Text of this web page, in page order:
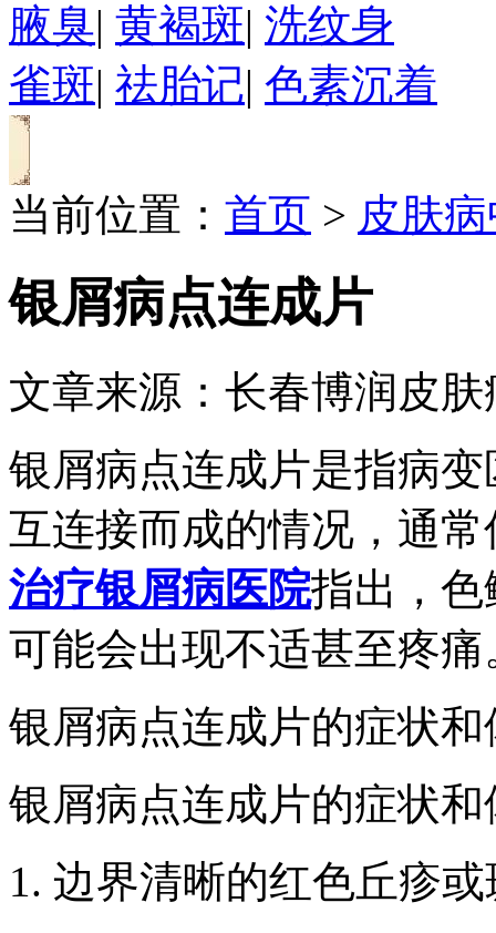
腋臭| 黄褐斑| 洗纹身
雀斑| 祛胎记| 色素沉着
当前位置： 首页 > 皮肤
银屑病点连成片
文章来源：长春博润皮肤
银屑病点连成片是指病
互连接而成的情况，通
治疗银屑病医院指出，
可能会出现不适甚至疼痛
银屑病点连成片的症状和
银屑病点连成片的症状
1. 边界清晰的红色丘疹